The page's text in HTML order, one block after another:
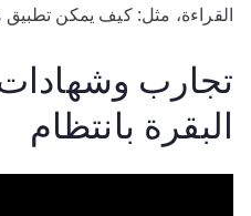
القراءة، مثل: كيف يمكن تطبيق
تجارب
البقرة بانتظام